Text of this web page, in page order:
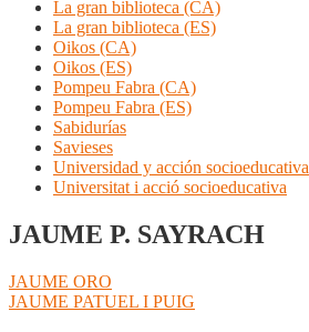
La gran biblioteca (CA)
La gran biblioteca (ES)
Oikos (CA)
Oikos (ES)
Pompeu Fabra (CA)
Pompeu Fabra (ES)
Sabidurías
Savieses
Universidad y acción socioeducativa
Universitat i acció socioeducativa
JAUME P. SAYRACH
Navegació
d'entrades
Entrada
anterior:
JAUME ORO
Pròxima
JAUME PATUEL I PUIG